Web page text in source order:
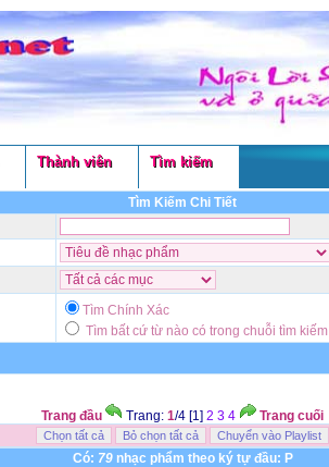
Thành viên Tìm kiếm
Tìm Kiếm Chi Tiết
Tìm Chính Xác
Tìm bất cứ từ nào có trong chuỗi tìm kiếm
Trang đầu Trang: 1/4 [1] 2 3 4 Trang cuối
Có: 79nhạc phẩm theo ký tự đầu: P